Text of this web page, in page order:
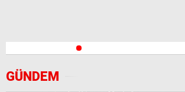
1
GÜNDEM